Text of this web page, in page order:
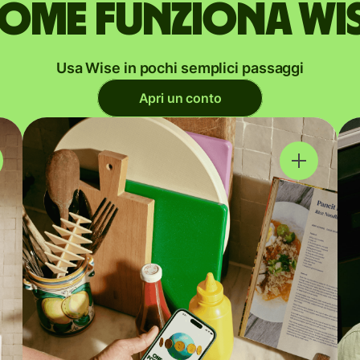
funziona
Usa Wise in pochi semplici passaggi
Apri un conto